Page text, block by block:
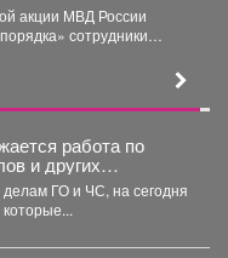
утреннюю зарядку
дневного
акции МВД России
сотрудники
работа по
и других
для укрытия
возникновения
ГО и ЧС, на сегодня